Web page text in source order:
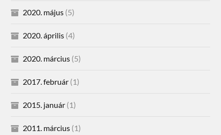
2020. május (5)
2020. április (4)
2020. március (5)
2017. február (1)
2015. január (1)
2011. március (1)